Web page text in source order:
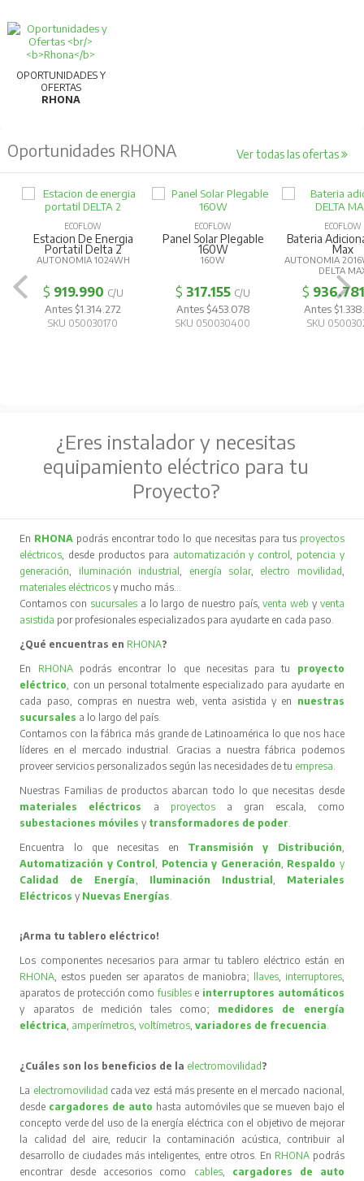
Para más información, consultar la ficha
técnica.
OPORTUNIDADES Y
OFERTAS
RHONA
Oportunidades RHONA Ver todas las ofertas
ECOFLOW
Estacion De Energia
Portatil Delta 2
AUTONOMIA 1024WH
$ 919.990 C/U
Antes $1.314.272
SKU 050030170
ECOFLOW
Panel Solar Plegable
160W
160W
$ 317.155 C/U
Antes $453.078
SKU 050030400
ECOFLOW
Bateria
Max
AUTONOMIA
DELTA
$ 936.781
Antes
SKU
¿Eres instalador y necesitas
equipamiento eléctrico para tu
Proyecto?
En RHONA podrás encontrar todo lo que necesitas para tus proyectos
eléctricos, desde productos para automatización y control, potencia y
generación, iluminación industrial, energía solar, electro movilidad,
materiales eléctricos y mucho más…
Contamos con sucursales a lo largo de nuestro país,venta web y venta
asistida por profesionales especializados para ayudarte en cada paso.
¿Qué encuentras en RHONA?
En RHONA podrás encontrar lo que necesitas para tu proyecto
eléctrico, con un personal totalmente especializado para ayudarte en
cada paso, compras en nuestra web, venta asistida y en nuestras
sucursales a lo largo del país.
Contamos con la fábrica más grande de Latinoamérica lo que nos hace
líderes en el mercado industrial. Gracias a nuestra fábrica podemos
proveer servicios personalizados según las necesidades de tu empresa.
Nuestras Familias de productos abarcan todo lo que necesitas desde
materiales eléctricos
a proyectos
a gran escala, como
subestaciones móvilesy transformadores de poder.
Encuentra lo que necesitas en Transmisión y Distribución,
Automatización y Control, Potencia y Generación, Respaldo y
Calidad de Energía, Iluminación Industrial , Materiales
Eléctricos y Nuevas Energías.
¡Arma tu tablero eléctrico!
Los componentes necesarios para armar tu tablero eléctrico están en
RHONA, estos pueden ser aparatos de maniobra; llaves, interruptores,
aparatos de protección comofusibles e interruptores automáticos
y aparatos de medición tales como; medidores de energía
eléctrica, amperímetros,voltímetros,variadores de frecuencia.
¿Cuáles son los beneficios de la electromovilidad ?
La electromovilidad cada vez está más presente en el mercado nacional,
desde cargadores de auto hasta automóviles que se mueven bajo el
concepto verde del uso de la energía eléctrica con el objetivo de mejorar
la calidad del aire, reducir la contaminación acústica, contribuir al
desarrollo de ciudades más inteligentes, entre otros. En RHONA podrás
encontrar desde accesorios como cables, cargadores de auto